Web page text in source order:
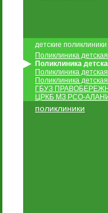
детские поликлиники
Поликлиника
Поликлиника
Поликлиника
Поликлиника
ГБУЗ
ЦРКБ МЗ РСО-
поликлиники